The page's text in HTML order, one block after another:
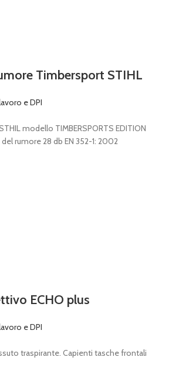
Timbersport STIHL
e DPI
modello TIMBERSPORTS EDITION
rumore 28 db EN 352-1: 2002
ECHO plus
e DPI
traspirante. Capienti tasche frontali